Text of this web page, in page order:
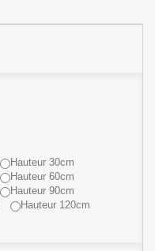
Hauteur 30cm
Hauteur 60cm
Hauteur 90cm
Hauteur 120cm